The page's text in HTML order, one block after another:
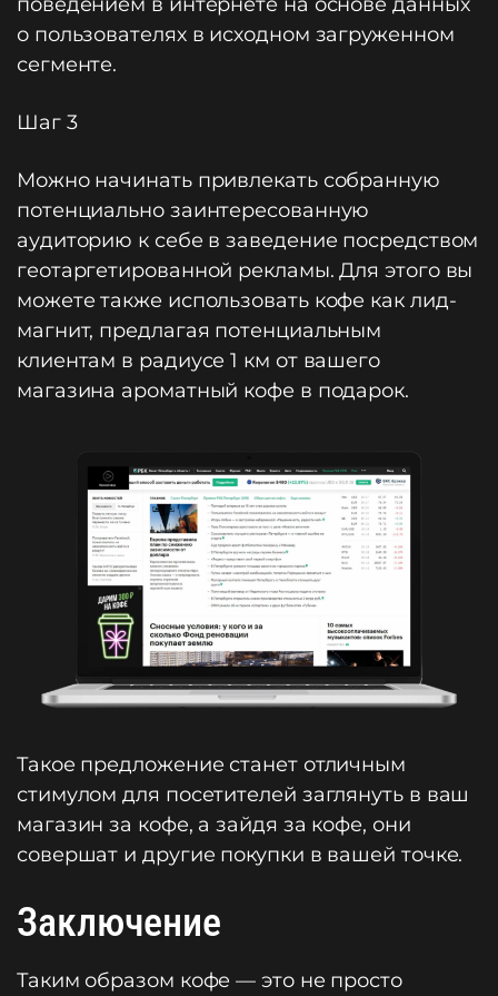
поведением в интернете на основе данных
о пользователях в исходном загруженном
сегменте.
Шаг 3
Можно начинать привлекать собранную
потенциально заинтересованную
аудиторию к себе в заведение посредством
геотаргетированной рекламы. Для этого вы
можете также использовать кофе как лид-
магнит, предлагая потенциальным
клиентам в радиусе 1 км от вашего
магазина ароматный кофе в подарок.
Такое предложение станет отличным
стимулом для посетителей заглянуть в ваш
магазин за кофе, а зайдя за кофе, они
совершат и другие покупки в вашей точке.
Заключение
Таким образом кофе — это не просто